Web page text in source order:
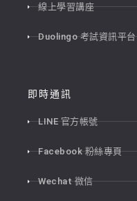
線上學習講座
Duolingo 考試資訊平台
即時通訊
LINE 官方帳號
Facebook 粉絲專頁
Wechat 微信